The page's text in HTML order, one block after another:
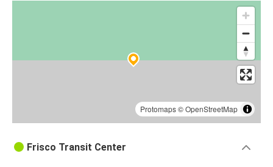
Protomaps©OpenStreetMap
Frisco Transit Center